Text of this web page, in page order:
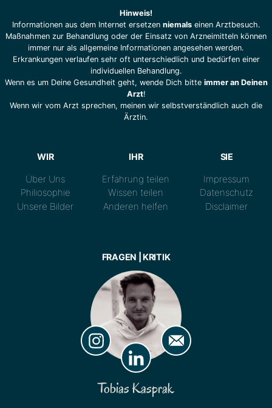
Hinweis!
Informationen aus dem Internet ersetzen niemalseinen Arztbesuch.
Maßnahmen zur Behandlung oder der Einsatz von Arzneimitteln können
immer nur als allgemeine Informationen angesehen werden.
Erkrankungen verlaufen sehr oft unterschiedlich und bedürfen einer
individuellen Behandlung.
Wenn es um Deine Gesundheit geht, wende Dich bitte immer an Deinen
Arzt!
Wenn wir vom Arzt sprechen, meinen wir selbstverständlich auch die
Ärztin.
WIR
Über Uns
Philiosophie
Unsere Bilder
IHR
Erfahrung teilen
Wissen teilen
Anderen helfen
SIE
Impressum
Datenschutz
Disclaimer
FRAGEN | KRITIK
Tobias Kasprak